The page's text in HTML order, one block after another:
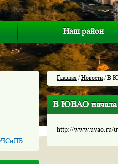
Наш район
Главная /Новости/ В
В ЮВАО начала
http://www.uvao.ru/